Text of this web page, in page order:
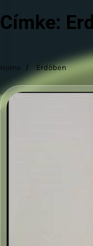
Címke:
Home Erdőben